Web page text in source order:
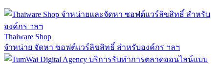
Thaiware Shop
จำหน่าย จัดหา ซอฟต์แวร์ลิขสิทธิ์ สำหรับองค์กร ฯลฯ